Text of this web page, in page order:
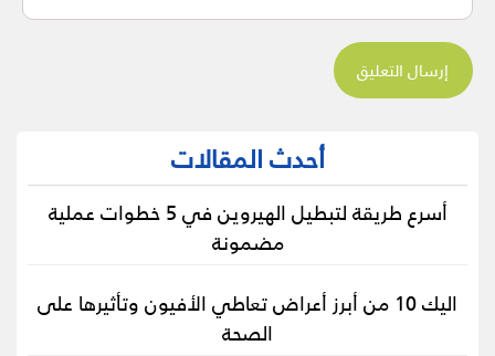
أحدث المقالات
أسرع طريقة لتبطيل الهيروين في 5 خطوات عملية
مضمونة
اليك 10 من أبرز أعراض تعاطي الأفيون وتأثيرها على
الصحة